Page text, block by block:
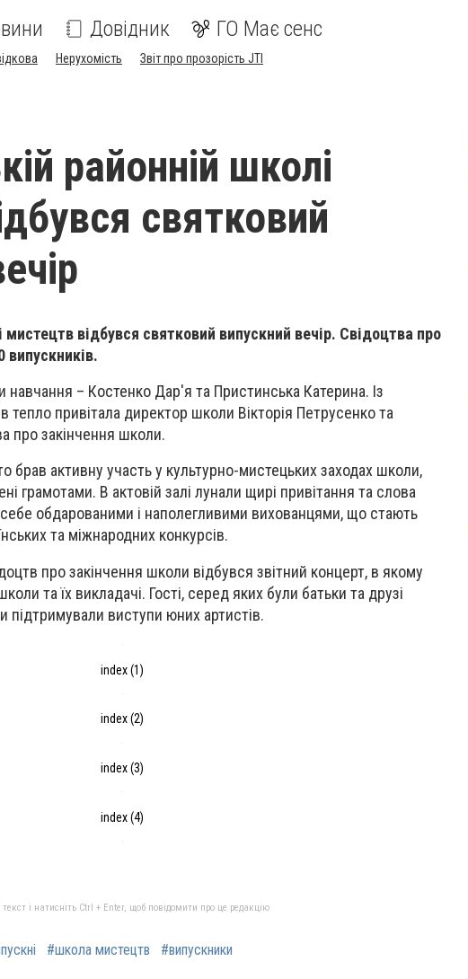
Довідник ГО Має сенс
Нерухомість Звіт про прозорість JTI
районній школі
святковий
відбувся святковий випускний вечір. Свідоцтва про
випускників.
навчання – Костенко Дар'я та Пристинська Катерина. Із
тепло привітала директор школи Вікторія Петрусенко та
про закінчення школи.
брав активну участь у культурно-мистецьких заходах школи,
грамотами. В актовій залі лунали щирі привітання та слова
обдарованими і наполегливими вихованцями, що стають
та міжнародних конкурсів.
про закінчення школи відбувся звітний концерт, в якому
та їх викладачі. Гості, серед яких були батьки та друзі
виступи юних артистів.
index (1)
index (2)
index (3)
index (4)
і натисніть Ctrl + Enter, щоб повідомити про це редакцію
#школа мистецтв #випускники